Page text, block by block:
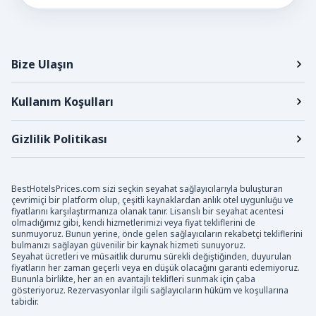
Bize Ulaşın
Kullanım Koşulları
Gizlilik Politikası
BestHotelsPrices.com sizi seçkin seyahat sağlayıcılarıyla buluşturan
çevrimiçi bir platform olup, çeşitli kaynaklardan anlık otel uygunluğu ve
fiyatlarını karşılaştırmanıza olanak tanır. Lisanslı bir seyahat acentesi
olmadığımız gibi, kendi hizmetlerimizi veya fiyat tekliflerini de
sunmuyoruz. Bunun yerine, önde gelen sağlayıcıların rekabetçi tekliflerini
bulmanızı sağlayan güvenilir bir kaynak hizmeti sunuyoruz.
Seyahat ücretleri ve müsaitlik durumu sürekli değiştiğinden, duyurulan
fiyatların her zaman geçerli veya en düşük olacağını garanti edemiyoruz.
Bununla birlikte, her an en avantajlı teklifleri sunmak için çaba
gösteriyoruz. Rezervasyonlar ilgili sağlayıcıların hüküm ve koşullarına
tabidir.